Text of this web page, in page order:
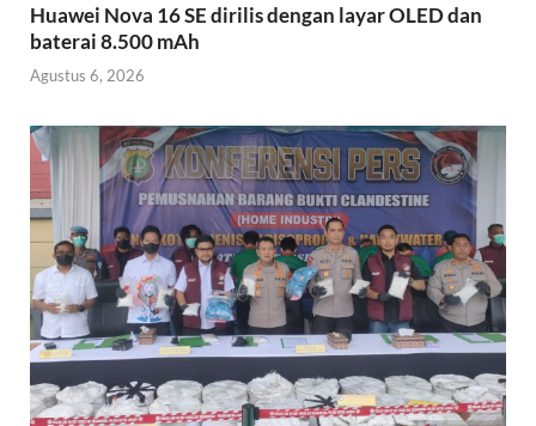
Huawei Nova 16 SE dirilis dengan layar OLED dan
baterai 8.500 mAh
Agustus 6, 2026